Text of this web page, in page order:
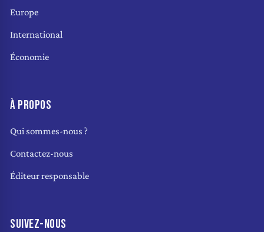
Europe
International
Économie
À PROPOS
Qui sommes-nous ?
Contactez-nous
Éditeur responsable
SUIVEZ-NOUS